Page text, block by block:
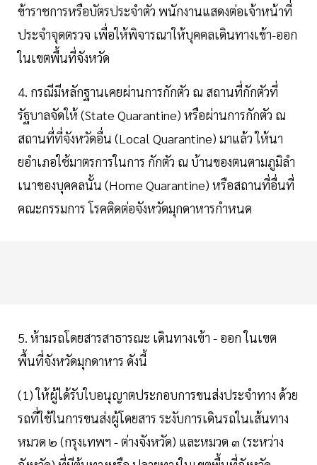
ข้าราชการหรือบัตรประจําตัว พนักงานแสดงต่อเจ้าหน้าที่
ประจําจุดตรวจ เพื่อให้พิจารณาให้บุคคลเดินทางเข้า-ออก
ในเขตพื้นที่จังหวัด
4. กรณีมีหลักฐานเคยผ่านการกักตัว ณ สถานที่กักตัวที่
รัฐบาลจัดให้ (State Quarantine) หรือผ่านการกักตัว ณ
สถานที่ที่จังหวัดอื่น (Local Quarantine) มาแล้ว ให้นา
ยอําเภอใช้มาตรการในการ กักตัว ณ บ้านของตนตามภูมิลํา
เนาของบุคคลนั้น (Home Quarantine) หรือสถานที่อื่นที่
คณะกรรมการ โรคติดต่อจังหวัดมุกดาหารกําหนด
5. ห้ามรถโดยสารสาธารณะ เดินทางเข้า - ออก ในเขต
พื้นที่จังหวัดมุกดาหาร ดังนี้
(1) ให้ผู้ได้รับใบอนุญาตประกอบการขนส่งประจําทาง ด้วย
รถที่ใช้ในการขนส่งผู้โดยสาร ระงับการเดินรถในเส้นทาง
หมวด ๒ (กรุงเทพฯ - ต่างจังหวัด) และหมวด ๓ (ระหว่าง